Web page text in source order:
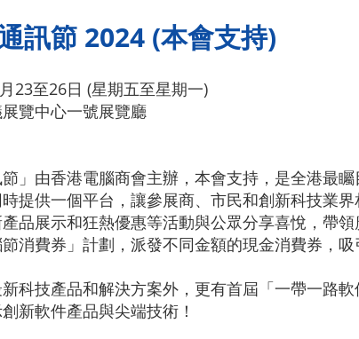
訊節 2024 (本會支持)
23至26日 (星期五至星期一)
覽中心一號展覽廳
節」由香港電腦商會主辦，本會支持，是全港最
提供一個平台，讓參展商、市民和創新科技業
品展示和狂熱優惠等活動與公眾分享喜悅，帶
消費券」計劃，派發不同金額的現金消費券，
科技產品和解決方案外，更有首屆「一帶一路
新軟件產品與尖端技術！